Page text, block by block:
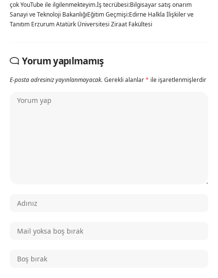
çok YouTube ile ilgilenmekteyim.İş tecrübesi:Bilgisayar satış onarım
Sanayi ve Teknoloji BakanlığıEğitim Geçmişi:Edirne Halkla İlişkiler ve
Tanıtım Erzurum Atatürk Üniversitesi Ziraat Fakültesi
Yorum yapılmamış
E-posta adresiniz yayınlanmayacak. Gerekli alanlar* ile işaretlenmişlerdir